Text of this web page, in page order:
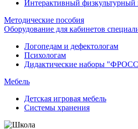
Интерактивный физкультурный
Методические пособия
Оборудование для кабинетов
Логопедам и дефектологам
Психологам
Дидактические наборы
Мебель
Детская игровая мебель
Системы хранения